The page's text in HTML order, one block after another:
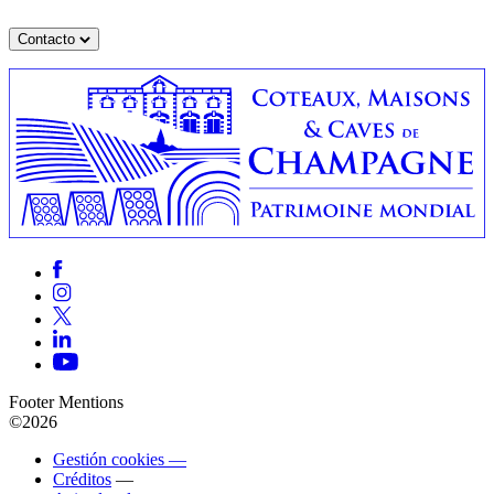
Contacto
Footer Mentions
©2026
Gestión cookies —
Créditos —